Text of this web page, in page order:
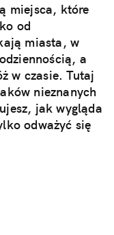
miejsca, które
od
miasta, w
a
w czasie. Tutaj
nieznanych
jak wygląda
odważyć się